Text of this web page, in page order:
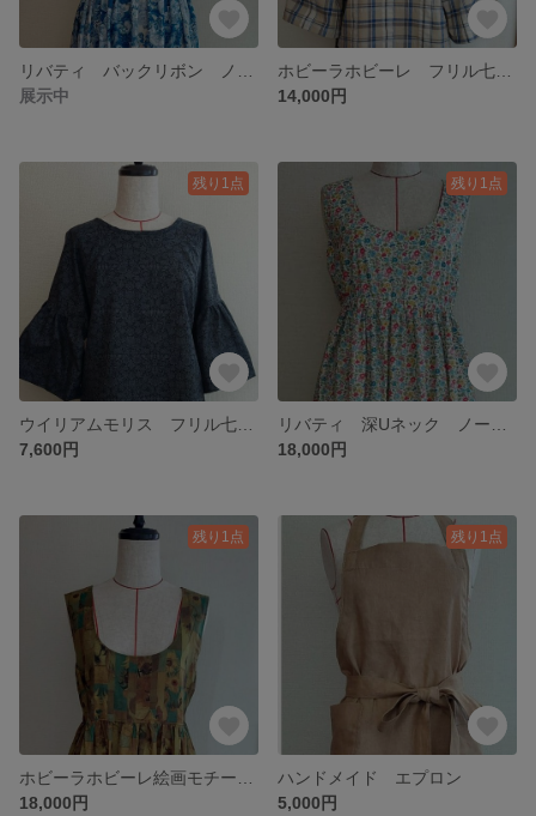
展示中
14,000円
残り1点
7,600円
残り1点
18,000円
残り1点
18,000円
残り1点
ハンドメイド エプロン
5,000円